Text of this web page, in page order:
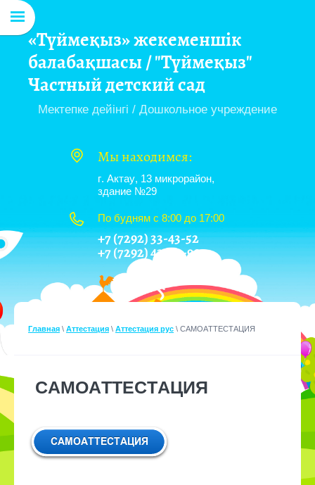
«Түймеқыз» жекеменшік
балабақшасы / "Түймеқыз"
Частный детский сад
Мектепке дейінгі / Дошкольное учреждение
Мы находимся:
г. Актау, 13 микрорайон,
здание №29
По будням с 8:00 до 17:00
+7 (7292) 33-43-52
+7 (7292) 43-00-90
Главная \ Аттестация \ Аттестация рус \ САМОАТТЕСТАЦИЯ
САМОАТТЕСТАЦИЯ